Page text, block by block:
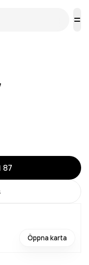
87
Öppna karta